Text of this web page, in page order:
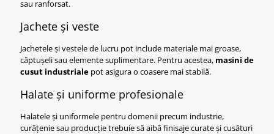
sau ranforsat.
Jachete și veste
Jachetele și vestele de lucru pot include materiale mai groase,
căptușeli sau elemente suplimentare. Pentru acestea, masini de
cusut industriale pot asigura o coasere mai stabilă.
Halate și uniforme profesionale
Halatele și uniformele pentru domenii precum industrie,
curățenie sau producție trebuie să aibă finisaje curate și cusături